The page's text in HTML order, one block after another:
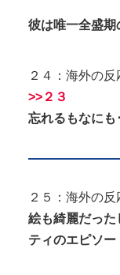
彼は唯一全盛期
２４：海外の反
>>２３
忘れるもなにも
２５：海外の反
絵も綺麗だった
ティのエピソー